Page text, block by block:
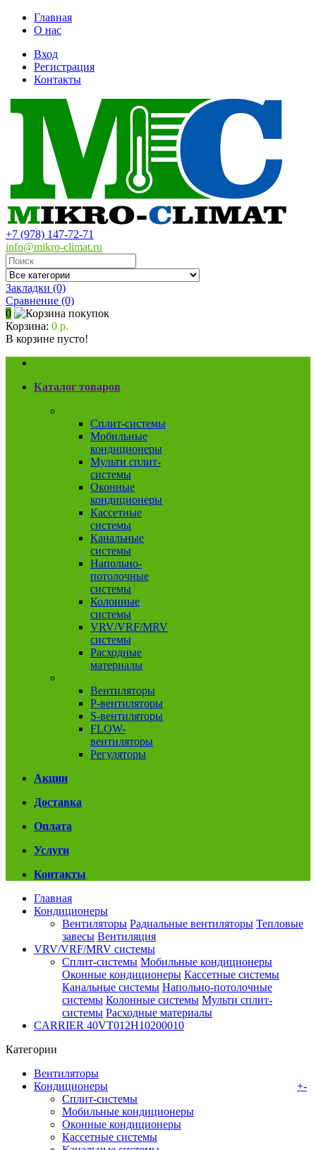
Главная
О нас
Вход
Регистрация
Контакты
+7 (978) 147-72-71
info@mikro-climat.ru
Закладки (0)
Сравнение (0)
0
Корзина: 0 р.
В корзине пусто!
Каталог товаров
Сплит-системы
Мобильные
кондиционеры
Мульти сплит-
системы
Оконные
кондиционеры
Кассетные
системы
Канальные
системы
Напольно-
потолочные
системы
Колонные
системы
VRV/VRF/MRV
системы
Расходные
материалы
Вентиляторы
P-вентиляторы
S-вентиляторы
FLOW-
вентиляторы
Регуляторы
Акции
Доставка
Оплата
Услуги
Контакты
Главная
Кондиционеры
Вентиляторы Радиальные вентиляторы Тепловые
завесы Вентиляция
VRV/VRF/MRV системы
Сплит-системы Мобильные кондиционеры
Оконные кондиционеры Кассетные системы
Канальные системы Напольно-потолочные
системы Колонные системы Мульти сплит-
системы Расходные материалы
CARRIER 40VT012H10200010
Категории
Вентиляторы
Кондиционеры
+-
Сплит-системы
Мобильные кондиционеры
Оконные кондиционеры
Кассетные системы